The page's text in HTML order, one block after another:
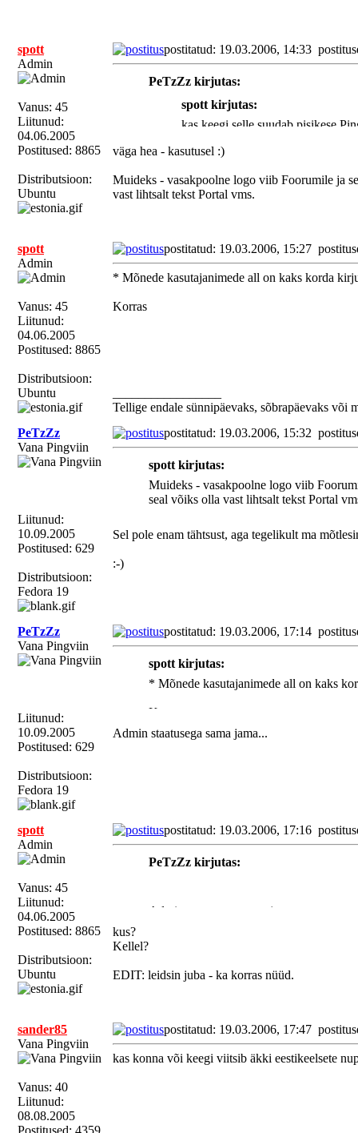
spott
Admin
Vanus: 45
Liitunud:
04.06.2005
Postitused: 8865
Distributsioon:
Ubuntu
postitatud: 19.03.2006, 14:33
PeTzZz kirjutas:
spott kirjutas:
kas keegi selle suudab pisikese
Pole graafik, kuid väike proov on
PS. Lisasin veel mõned ettepanekud
väga hea - kasutusel :)
Muideks - vasakpoolne logo viib Foorumile ja
vast lihtsalt tekst Portal vms.
spott
Admin
Vanus: 45
Liitunud:
04.06.2005
Postitused: 8865
Distributsioon:
Ubuntu
postitatud: 19.03.2006, 15:27
* Mõnede kasutajanimede all on kaks korda
Korras
Tellige endale sünnipäevaks, sõbrapäevaks või
PeTzZz
Vana Pingviin
Liitunud:
10.09.2005
Postitused: 629
Distributsioon:
Fedora 19
postitatud: 19.03.2006, 15:32
spott kirjutas:
Muideks - vasakpoolne logo viib
seal võiks olla vast lihtsalt tekst Portal
Sel pole enam tähtsust, aga tegelikult ma
:-)
PeTzZz
Vana Pingviin
Liitunud:
10.09.2005
Postitused: 629
Distributsioon:
Fedora 19
postitatud: 19.03.2006, 17:14
spott kirjutas:
* Mõnede kasutajanimede all on kaks
Korras
Admin staatusega sama jama...
spott
Admin
Vanus: 45
Liitunud:
04.06.2005
Postitused: 8865
Distributsioon:
Ubuntu
postitatud: 19.03.2006, 17:16
PeTzZz kirjutas:
Admin staatusega sama jama...
kus?
Kellel?
EDIT: leidsin juba - ka korras nüüd.
sander85
Vana Pingviin
Vanus: 40
Liitunud:
08.08.2005
Postitused: 4359
postitatud: 19.03.2006, 17:47
kas konna või keegi viitsib äkki eestikeelsete